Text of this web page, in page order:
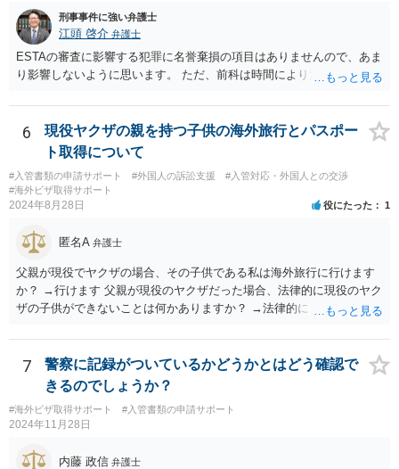
刑事事件に強い弁護士
江頭 啓介 弁護士
ESTAの審査に影響する犯罪に名誉棄損の項目はありませんので、あま
り影響しないように思います。 ただ、前科は時間により消えません。
6
現役ヤクザの親を持つ子供の海外旅行とパスポー
ト取得について
#入管書類の申請サポート #外国人の訴訟支援
#入管対応・外国人との交渉
#海外ビザ取得サポート
2024年8月28日 役にたった 1
匿名A 弁護士
父親が現役でヤクザの場合、その子供である私は海外旅行に行けます
か？ →行けます 父親が現役のヤクザだった場合、法律的に現役のヤク
ザの子供ができないことは何かありますか？ →法律的に、ということ
7
警察に記録がついているかどうかとはどう確認で
きるのでしょうか？
#海外ビザ取得サポート #入管書類の申請サポート
2024年11月28日
内藤 政信 弁護士